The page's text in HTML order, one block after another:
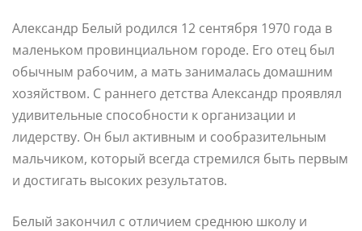
Александр Белый родился 12 сентября 1970 года в
маленьком провинциальном городе. Его отец был
обычным рабочим, а мать занималась домашним
хозяйством. С раннего детства Александр проявлял
удивительные способности к организации и
лидерству. Он был активным и сообразительным
мальчиком, который всегда стремился быть первым
и достигать высоких результатов.
Белый закончил с отличием среднюю школу и